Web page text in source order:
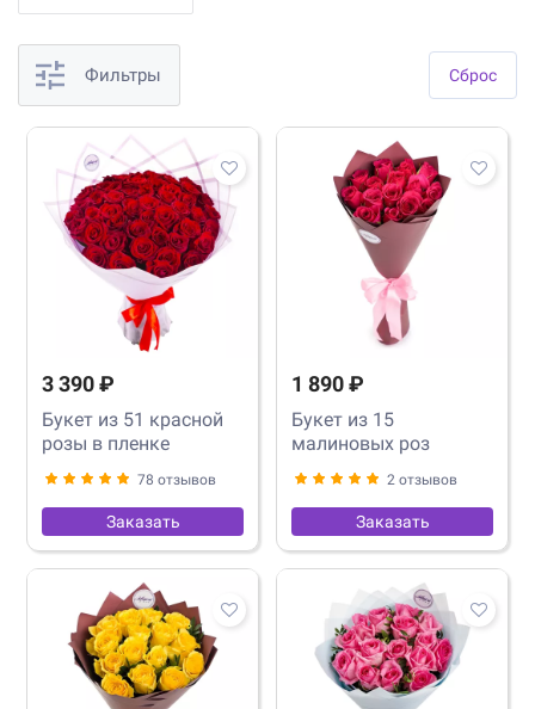
Фильтры Cброс
3 390 ₽
Букет из 51 красной
розы в пленке
78 отзывов
Заказать
1 890 ₽
Букет из 15
малиновых роз
2 отзывов
Заказать